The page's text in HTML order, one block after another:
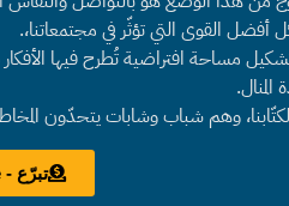
القوى التي تؤثّر في مجتمعاتنا،.
مساحة افتراضية تُطرح فيها الأفكار
وهم شباب وشابات يتحدّون
تبرّع - Donate